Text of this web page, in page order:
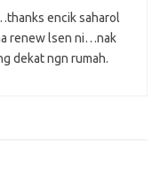
encik saharol
renew lsen ni…nak
dekat ngn rumah.